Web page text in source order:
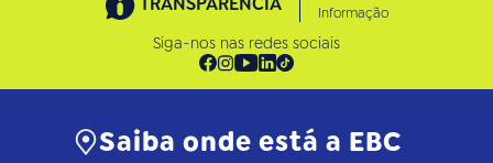
Informação
Siga-nos nas redes sociais
Saiba onde está a EBC